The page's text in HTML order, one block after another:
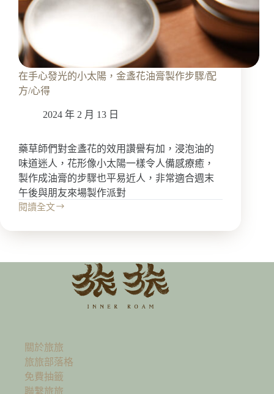
起，
太
陽
與
苧
麻
的
在手心發光的小太陽，金盞花油膏製作步驟/配
方/心得
2024 年 2 月 13 日
藥草師們對金盞花的效用讚譽有加，浸泡油的
味道迷人，花形像小太陽一樣令人備感療癒，
製作成油膏的步驟也平易近人，非常適合週末
午後與朋友來場製作派對
閱讀全文
在
光
盞
花
油
膏
關於旅旅
旅旅部落格
免費抽籤
聯繫旅旅